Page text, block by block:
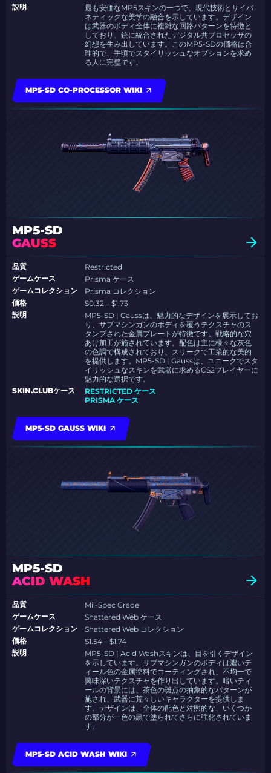
説明
最も安価なMP5スキンの一つで、現代技術とサイバ
ネティックな美学の融合を示しています。デザイン
は武器のボディ全体に複雑な回路パターンを特徴と
しており、銃に統合されたデジタル共プロセッサの
幻想を生み出しています。このMP5-SDの価格は合
理的で、手頃でスタイリッシュなオプションを求め
る人に完璧です。
MP5-SD CO-PROCESSOR WIKI
MP5-SD
GAUSS
品質
Restricted
ゲームケース
Prisma ケース
ゲームコレクション
Prisma コレクション
価格
$0.32 – $1.73
説明
MP5-SD | Gaussは、魅力的なデザインを展示してお
り、サブマシンガンのボディを覆うテクスチャのス
タンプされた金属プレートが特徴です。戦略的な穴
あけ加工が施されています。配色は主に様々な灰色
の色調で構成されており、スリークで工業的な美的
を提供します。MP5-SD | Gaussは、ユニークでスタ
イリッシュなスキンを武器に求めるCS2プレイヤーに
魅力的な選択です。
SKIN.CLUBケース
RESTRICTED ケース
PRISMA ケース
MP5-SD GAUSS WIKI
MP5-SD
ACID WASH
品質
Mil-Spec Grade
ゲームケース
Shattered Web ケース
ゲームコレクション
Shattered Web コレクション
価格
$1.54 – $1.74
説明
MP5-SD | Acid Washスキンは、目を引くデザイン
を示しています。サブマシンガンのボディは濃いテ
ィール色の金属塗料でコーティングされ、不均一で
興味深いテクスチャを作り出しています。暗いティ
ールの背景には、茶色の斑点の抽象的なパターンが
施され、武器に荒々しいキャラクターを提供しま
す。デザインは、全体の配色と対照的な、いくつか
の部分が一色の黒で塗られてさらに強化されていま
す。
MP5-SD ACID WASH WIKI